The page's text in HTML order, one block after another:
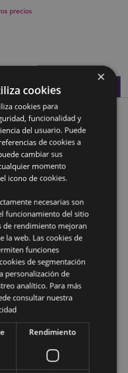
precios
Producto
Plumas y Abalorios
Abalorios y Metal
todo lo que necesitas saber
del cliente.
Ancho 4cm Profundidad 0.5cm
×
cookies
cookies para
funcionalidad y
del usuario. Puede
de cookies a
cambiar sus
momento
icono de cookies.
necesarias son
funcionamiento del sitio
de rendimiento mejoran
la web. Las cookies de
funciones
de segmentación
personalización de
analítico. Para más
consultar nuestra
Rendimiento